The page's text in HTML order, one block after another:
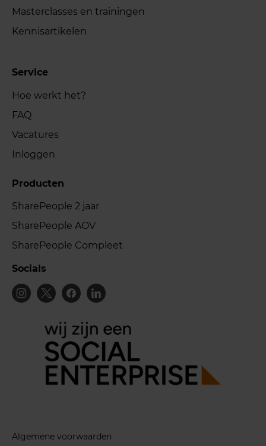
Masterclasses en trainingen
Kennisartikelen
Service
Hoe werkt het?
FAQ
Vacatures
Inloggen
Producten
SharePeople 2 jaar
SharePeople AOV
SharePeople Compleet
Socials
Algemene voorwaarden